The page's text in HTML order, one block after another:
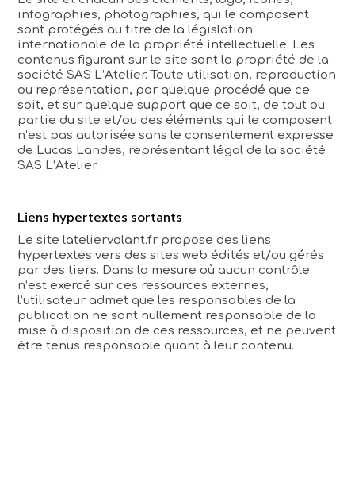
infographies, photographies, qui le composent
sont protégés au titre de la législation
internationale de la propriété intellectuelle. Les
contenus figurant sur le site sont la propriété de la
société SAS L’Atelier. Toute utilisation, reproduction
ou représentation, par quelque procédé que ce
soit, et sur quelque support que ce soit, de tout ou
partie du site et/ou des éléments qui le composent
n’est pas autorisée sans le consentement expresse
de Lucas Landes, représentant légal de la société
SAS L’Atelier.
Liens hypertextes sortants
Le site lateliervolant.fr propose des liens
hypertextes vers des sites web édités et/ou gérés
par des tiers. Dans la mesure où aucun contrôle
n’est exercé sur ces ressources externes,
l’utilisateur admet que les responsables de la
publication ne sont nullement responsable de la
mise à disposition de ces ressources, et ne peuvent
être tenus responsable quant à leur contenu.